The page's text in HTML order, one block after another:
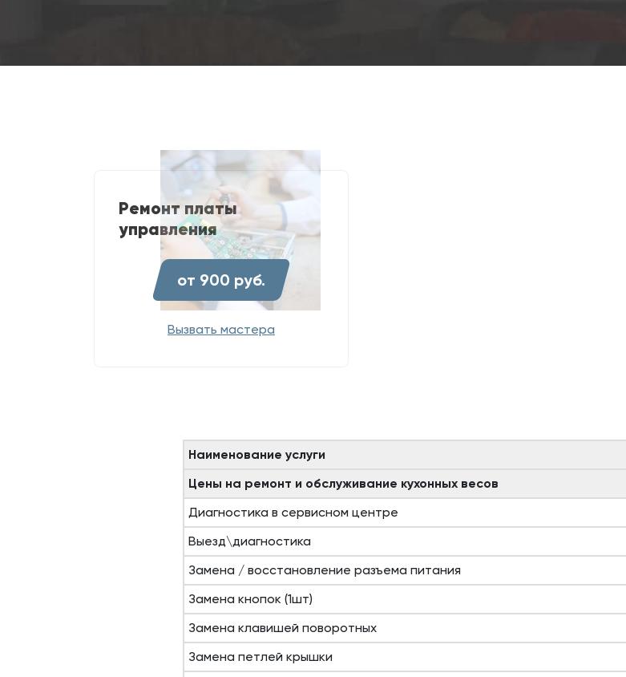
Ремонт платы
управления
от 900 руб.
Вызвать мастера
Наименование услуги
Цены на ремонт и обслуживание кухонных весов
Диагностика в сервисном центре
Выезд\диагностика
Замена / восстановление разъема питания
Замена кнопок (1шт)
Замена клавишей поворотных
Замена петлей крышки